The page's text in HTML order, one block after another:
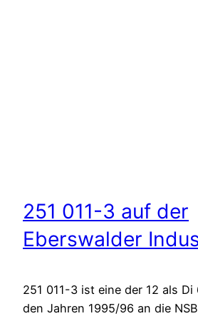
251 011-3 auf der
Eberswalder
251 011-3 ist eine der 12 als Di
den Jahren 1995/96 an die